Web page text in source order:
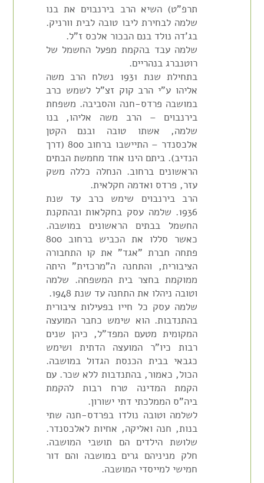
תרפ"ט) השיא הרב בירנבוים את בנו
שלמה לבחירת ליבו טובה לבית וורניק.
בג'דה נולד בנם הבכור אלכס ז"ל.
שלמה עבד בהקמת מפעל החשמל של
רוטנברג בנהריים.
בתחילת שנת 1931 נשלח הרב משה
אליהו ע"י הרב קוק זצ"ל לשמש כרב
במושבה פרדס-חנה והסביבה. משפחת
בירנבוים – הרב משה אליהו, בנו
שלמה, אשתו טובה ובנם הקטן
אלכסנדר – התיישבו ברחוב 800 (דרך
הנדיב). ביתם הינו אחד מחמשת הבתים
הראשונים ברחוב. הנחלה כללה משק
עזר, פרדס ואדמה חקלאית.
הרב בירנבוים שימש כרב עד שנת
1936. שלמה עסק בחקלאות ובהתקנת
החשמל בבתים הראשונים במושבה.
כאשר סללו את הכביש ברחוב 800
פתחה חברת "אגד" את קו התחבורה
הציבורית, והתחנה ה"מרכזית" היתה
ממוקמת בחצר בית המשפחה. שלמה
וטובה ניהלו את התחנה עד שנת 1948.
שלמה עסק כל חייו בפעילות ציבורית
בהתנדבות. הוא שימש כחבר המועצה
המקומית מטעם המפד"ל, כיהן שנים
רבות כיו"ר המועצה הדתית ושימש
כגבאי בבית הכנסת הגדול במושבה.
הכול, כאמור, בהתנדבות ללא שכר. עם
הקמת המדינה טרח רבות להקמת
ביה"ס הממלכתי דתי ישורון.
לשלמה וטובה נולדו בפרדס-חנה שתי
בנות, חנה ואליקה, אחיות לאלכסנדר.
שלושת הילדים הם תושבי המושבה.
חלק מניניהם גרים במושבה והם דור
חמישי למייסדי המושבה.